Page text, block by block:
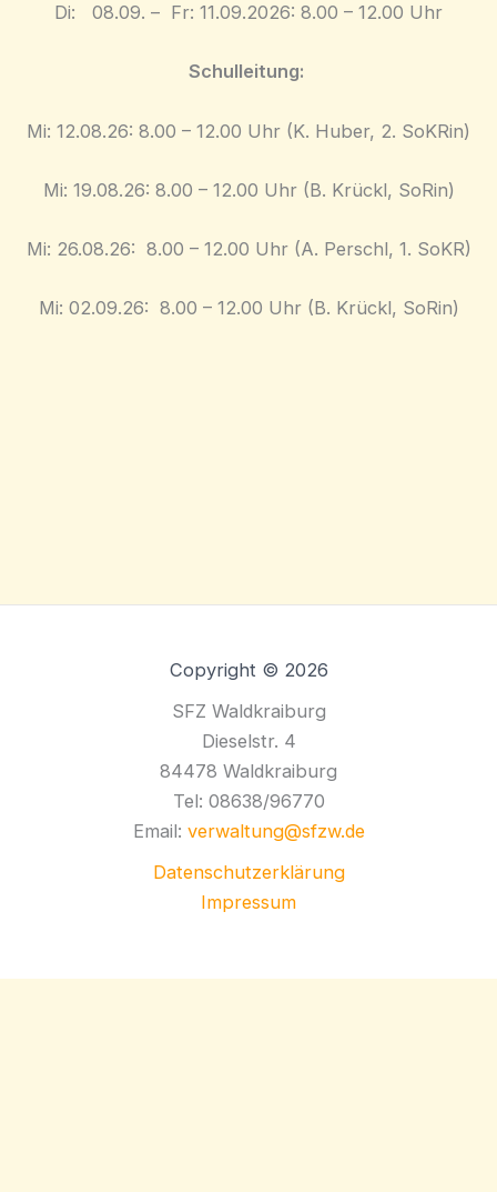
Di: 08.09. – Fr: 11.09.2026: ​​8.00 – 12.00 Uhr
Schulleitung:
Mi: 12.08.26: ​8.00 – 12.00 Uhr ​(K. Huber, 2. SoKRin)
Mi: 19.08.26: ​8.00 – 12.00 Uhr ​(B. Krückl, SoRin)
Mi: 26.08.26: ​8.00 – 12.00 Uhr ​(A. Perschl, 1. SoKR)
Mi: 02.09.26: ​8.00 – 12.00 Uhr ​(B. Krückl, SoRin)
Copyright © 2026
SFZ Waldkraiburg
Dieselstr. 4
84478 Waldkraiburg
Tel: 08638/96770
Email: verwaltung@sfzw.de
Datenschutzerklärung
Impressum